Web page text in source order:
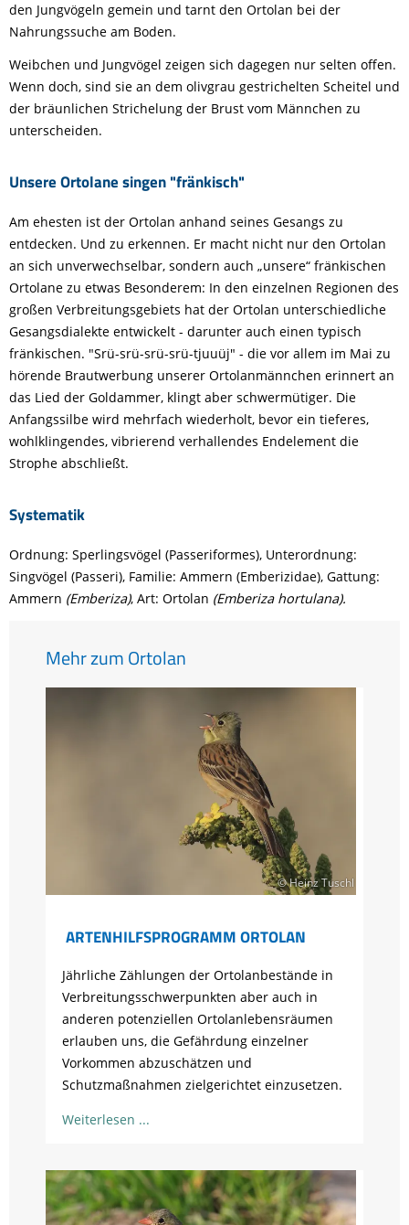
den Jungvögeln gemein und tarnt den Ortolan bei der
Nahrungssuche am Boden.
Weibchen und Jungvögel zeigen sich dagegen nur selten offen.
Wenn doch, sind sie an dem olivgrau gestrichelten Scheitel und
der bräunlichen Strichelung der Brust vom Männchen zu
unterscheiden.
Unsere Ortolane singen "fränkisch"
Am ehesten ist der Ortolan anhand seines Gesangs zu
entdecken. Und zu erkennen. Er macht nicht nur den Ortolan
an sich unverwechselbar, sondern auch „unsere“ fränkischen
Ortolane zu etwas Besonderem: In den einzelnen Regionen des
großen Verbreitungsgebiets hat der Ortolan unterschiedliche
Gesangsdialekte entwickelt - darunter auch einen typisch
fränkischen. "Srü-srü-srü-srü-tjuuüj" - die vor allem im Mai zu
hörende Brautwerbung unserer Ortolanmännchen erinnert an
das Lied der Goldammer, klingt aber schwermütiger. Die
Anfangssilbe wird mehrfach wiederholt, bevor ein tieferes,
wohlklingendes, vibrierend verhallendes Endelement die
Strophe abschließt.
Systematik
Ordnung: Sperlingsvögel (Passeriformes), Unterordnung:
Singvögel (Passeri), Familie: Ammern (Emberizidae), Gattung:
Ammern (Emberiza), Art: Ortolan (Emberiza hortulana).
Mehr zum Ortolan
© Heinz Tuschl
ARTENHILFSPROGRAMM ORTOLAN
Jährliche Zählungen der Ortolanbestände in
Verbreitungsschwerpunkten aber auch in
anderen potenziellen Ortolanlebensräumen
erlauben uns, die Gefährdung einzelner
Vorkommen abzuschätzen und
Schutzmaßnahmen zielgerichtet einzusetzen.
Weiterlesen